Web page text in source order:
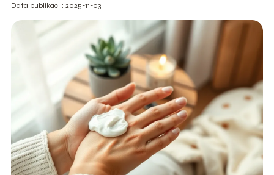
Data publikacji: 2025-11-03